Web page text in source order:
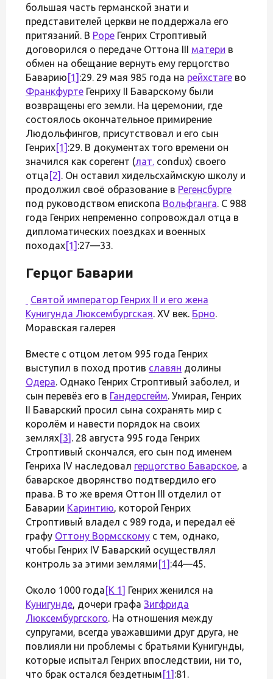
большая часть германской знати и
представителей церкви не поддержала его
притязаний. В Роре Генрих Строптивый
договорился о передаче Оттона III матери в
обмен на обещание вернуть ему герцогство
Баварию [1] :29. 29 мая 985 года на рейхстаге во
Франкфурте Генриху II Баварскому были
возвращены его земли. На церемонии, где
состоялось окончательное примирение
Людольфингов, присутствовал и его сын
Генрих[1] :29. В документах того времени он
значился как сорегент (лат. condux) своего
отца [2] . Он оставил хидельсхаймскую школу и
продолжил своё образование в Регенсбурге
под руководством епископа Вольфганга. С 988
года Генрих непременно сопровождал отца в
дипломатических поездках и военных
походах[1] :27—33.
Герцог Баварии
Святой император Генрих II и его жена
Кунигунда Люксембургская. XV век. Брно.
Моравская галерея
Вместе с отцом летом 995 года Генрих
выступил в поход против славян долины
Одера. Однако Генрих Строптивый заболел, и
сын перевёз его в Гандерсгейм. Умирая, Генрих
II Баварский просил сына сохранять мир с
королём и навести порядок на своих
землях[3] . 28 августа 995 года Генрих
Строптивый скончался, его сын под именем
Генриха IV наследовал герцогство Баварское, а
баварское дворянство подтвердило его
права. В то же время Оттон III отделил от
Баварии Каринтию, которой Генрих
Строптивый владел с 989 года, и передал её
графу Оттону Вормсскому с тем, однако,
чтобы Генрих IV Баварский осуществлял
контроль за этими землями [1] :44—45.
Около 1000 года [K 1] Генрих женился на
Кунигунде, дочери графа Зигфрида
Люксембургского. На отношения между
супругами, всегда уважавшими друг друга, не
повлияли ни проблемы с братьями Кунигунды,
которые испытал Генрих впоследствии, ни то,
что брак остался бездетным [1] :81.